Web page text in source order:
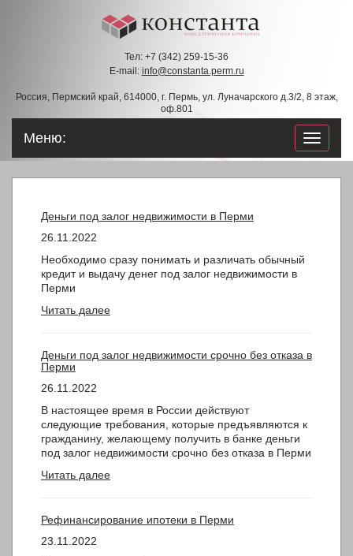
Тел: +7 (342) 259-15-36
E-mail: info@constanta.perm.ru
Россия, Пермский край, 614000, г. Пермь, ул. Луначарского д.3/2, 8 этаж,
оф.801
по
Меню:
Деньги под залог недвижимости в Перми
26.11.2022
Необходимо сразу понимать и различать обычный
кредит и выдачу денег под залог недвижимости в
Перми
Читать далее
Деньги под залог недвижимости срочно без отказа в
Перми
26.11.2022
В настоящее время в России действуют
следующие требования, которые предъявляются к
гражданину, желающему получить в банке деньги
под залог недвижимости срочно без отказа в Перми
Читать далее
Рефинансирование ипотеки в Перми
23.11.2022